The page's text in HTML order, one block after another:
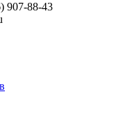
907-88-43